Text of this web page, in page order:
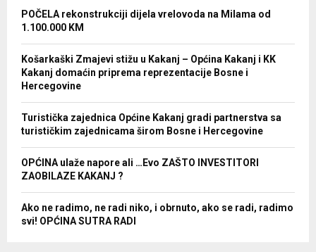
POČELA rekonstrukciji dijela vrelovoda na Milama od
1.100.000 KM
Košarkaški Zmajevi stižu u Kakanj – Općina Kakanj i KK
Kakanj domaćin priprema reprezentacije Bosne i
Hercegovine
Turistička zajednica Općine Kakanj gradi partnerstva sa
turističkim zajednicama širom Bosne i Hercegovine
OPĆINA ulaže napore ali …Evo ZAŠTO INVESTITORI
ZAOBILAZE KAKANJ ?
Ako ne radimo, ne radi niko, i obrnuto, ako se radi, radimo
svi! OPĆINA SUTRA RADI